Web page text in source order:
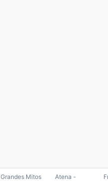
Grandes Mitos
Atena -